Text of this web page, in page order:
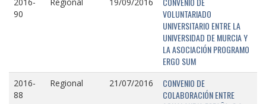
90
VOLUNTARIADO
UNIVERSITARIO ENTRE LA
UNIVERSIDAD DE MURCIA Y
LA ASOCIACIÓN PROGRAMO
ERGO SUM
2016-
88
Regional 21/07/2016
CONVENIO DE
COLABORACIÓN ENTRE